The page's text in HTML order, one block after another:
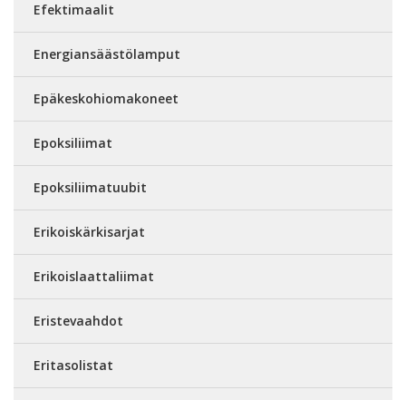
Efektimaalit
Energiansäästölamput
Epäkeskohiomakoneet
Epoksiliimat
Epoksiliimatuubit
Erikoiskärkisarjat
Erikoislaattaliimat
Eristevaahdot
Eritasolistat